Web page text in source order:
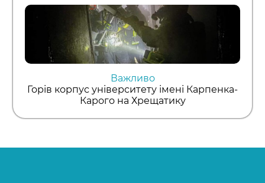
Важливо
Горів корпус університету імені Карпенка-
Карого на Хрещатику